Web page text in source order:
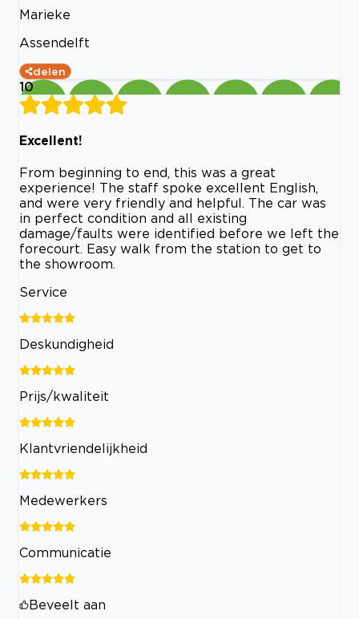
Marieke
Assendelft
delen
10
Excellent!
From beginning to end, this was a great
experience! The staff spoke excellent English,
and were very friendly and helpful. The car was
in perfect condition and all existing
damage/faults were identified before we left the
forecourt. Easy walk from the station to get to
the showroom.
Service
Deskundigheid
Prijs/kwaliteit
Klantvriendelijkheid
Medewerkers
Communicatie
Beveelt aan